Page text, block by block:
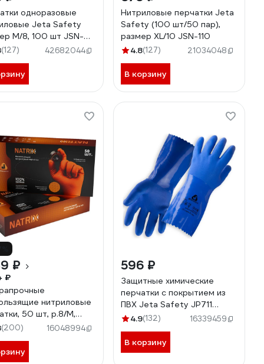
одноразовые
Jeta Safety
M/8, 100 шт JSN-
(127) 42682044
Нитриловые перчатки Jeta
Safety (100 шт/50 пар),
размер XL/10 JSN-110
4.8(127) 21034048
В корзину
₽
₽
нитриловые
50 шт, р.8/M,
Jeta Safety
(200) 16048994
596 ₽
Защитные химические
перчатки с покрытием из
ПВХ Jeta Safety JP711
синие, размер L JP711-L
4.9(132) 16339459
В корзину